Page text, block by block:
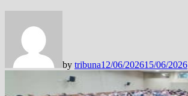
by tribuna12/06/202615/06/2026